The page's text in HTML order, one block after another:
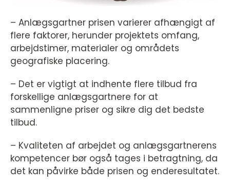
– Anlægsgartner prisen varierer afhængigt af
flere faktorer, herunder projektets omfang,
arbejdstimer, materialer og områdets
geografiske placering.
– Det er vigtigt at indhente flere tilbud fra
forskellige anlægsgartnere for at
sammenligne priser og sikre dig det bedste
tilbud.
– Kvaliteten af arbejdet og anlægsgartnerens
kompetencer bør også tages i betragtning, da
det kan påvirke både prisen og enderesultatet.